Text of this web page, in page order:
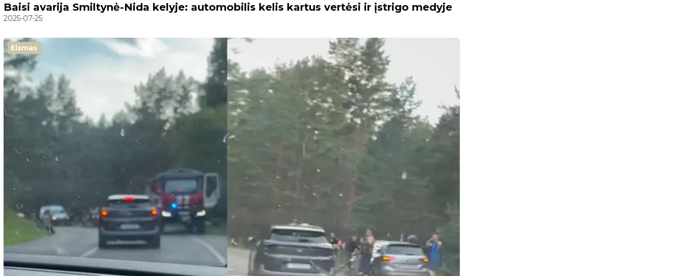
Baisi avarija Smiltynė-Nida kelyje: automobilis kelis kartus vertėsi ir įstrigo medyje
2025-07-25
Eismas